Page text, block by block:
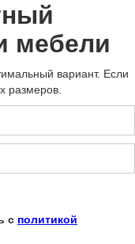
мебели
вариант. Если
размеров.
с политикой